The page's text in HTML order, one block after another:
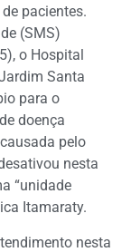
pacientes.
(SMS)
o Hospital
Santa
para o
doença
pelo
nesta
“unidade
Itamaraty.
nesta